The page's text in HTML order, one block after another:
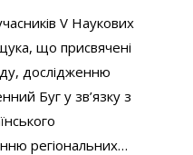
V Наукових
що присвячені
дослідженню
Буг у зв’язку з
регіональних…